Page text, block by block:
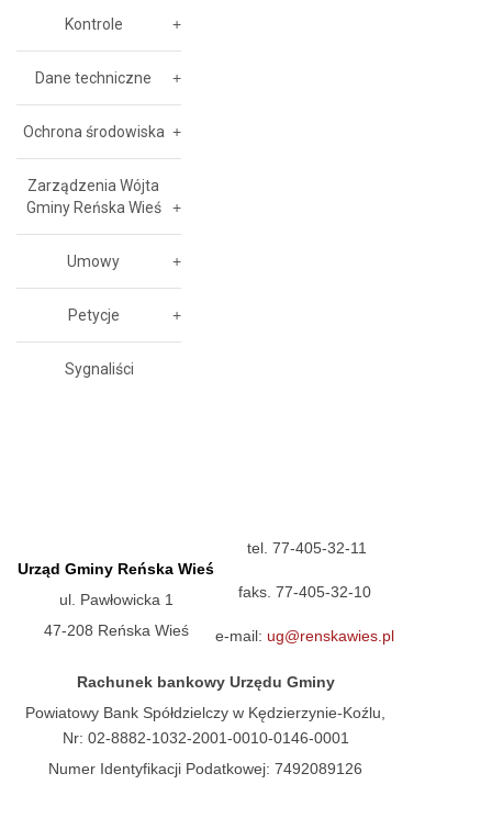
Kontrole
Dane techniczne
Ochrona środowiska
Zarządzenia Wójta
Gminy Reńska Wieś
Umowy
Petycje
Sygnaliści
Urząd Gminy Reńska Wieś
ul. Pawłowicka 1
47-208 Reńska Wieś
tel. 77-405-32-11
faks. 77-405-32-10
e-mail: ug@renskawies.pl
Rachunek bankowy Urzędu Gminy
Powiatowy Bank Spółdzielczy w Kędzierzynie-Koźlu,
Nr: 02-8882-1032-2001-0010-0146-0001
Numer Identyfikacji Podatkowej: 7492089126